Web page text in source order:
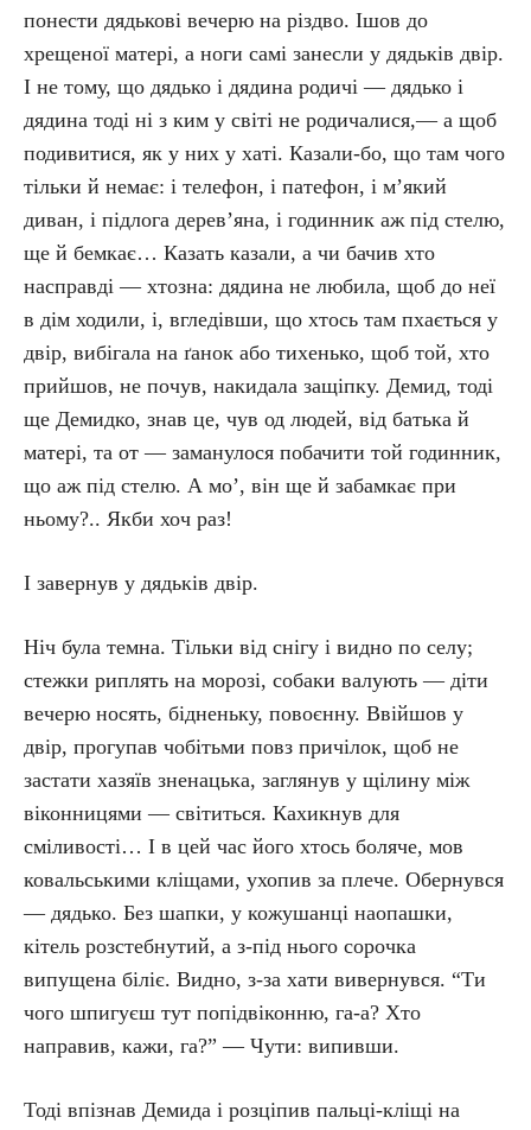
понести дядькові вечерю на різдво. Ішов до
хрещеної матері, а ноги самі занесли у дядьків двір.
І не тому, що дядько і дядина родичі — дядько і
дядина тоді ні з ким у світі не родичалися,— а щоб
подивитися, як у них у хаті. Казали-бо, що там чого
тільки й немає: і телефон, і патефон, і м’який
диван, і підлога дерев’яна, і годинник аж під стелю,
ще й бемкає… Казать казали, а чи бачив хто
насправді — хтозна: дядина не любила, щоб до неї
в дім ходили, і, вгледівши, що хтось там пхається у
двір, вибігала на ґанок або тихенько, щоб той, хто
прийшов, не почув, накидала защіпку. Демид, тоді
ще Демидко, знав це, чув од людей, від батька й
матері, та от — заманулося побачити той годинник,
що аж під стелю. А мо’, він ще й забамкає при
ньому?.. Якби хоч раз!
І завернув у дядьків двір.
Ніч була темна. Тільки від снігу і видно по селу;
стежки риплять на морозі, собаки валують — діти
вечерю носять, бідненьку, повоєнну. Ввійшов у
двір, прогупав чобітьми повз причілок, щоб не
застати хазяїв зненацька, заглянув у щілину між
віконницями — світиться. Кахикнув для
сміливості… І в цей час його хтось боляче, мов
ковальськими кліщами, ухопив за плече. Обернувся
— дядько. Без шапки, у кожушанці наопашки,
кітель розстебнутий, а з-під нього сорочка
випущена біліє. Видно, з-за хати вивернувся. “Ти
чого шпигуєш тут попідвіконню, га-а? Хто
направив, кажи, га?” — Чути: випивши.
Тоді впізнав Демида і розціпив пальці-кліщі на